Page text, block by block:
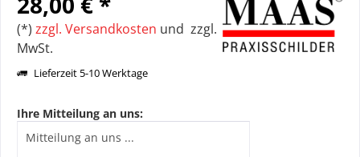
(*) zzgl. Versandkosten und zzgl.
MwSt.
Lieferzeit 5-10 Werktage
Ihre Mitteilung an uns: